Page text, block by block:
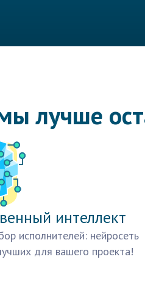
лучше
интеллект
исполнителей: нейросеть
для вашего проекта!